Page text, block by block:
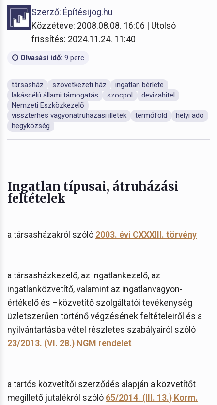
Szerző: Építésijog.hu
Közzétéve: 2008.08.08. 16:06 | Utolsó
frissítés: 2024.11.24. 11:40
Olvasási idő: 9 perc
társasház szövetkezeti ház
ingatlan bérlete
lakáscélú állami támogatás
szocpol
devizahitel
Nemzeti Eszközkezelő
visszterhes vagyonátruházási illeték
termőföld
helyi adó
hegyközség
Ingatlan típusai, átruházási
feltételek
a társasházakról szóló 2003. évi CXXXIII. törvény
a társasházkezelő, az ingatlankezelő, az
ingatlanközvetítő, valamint az ingatlanvagyon-
értékelő és –közvetítő szolgáltatói tevékenység
üzletszerűen történő végzésének feltételeiről és a
nyilvántartásba vétel részletes szabályairól szóló
23/2013. (VI. 28.) NGM rendelet
a tartós közvetítői szerződés alapján a közvetítőt
megillető jutalékról szóló 65/2014. (III. 13.) Korm.